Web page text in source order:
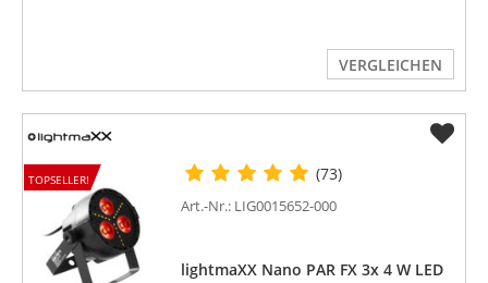
VERGLEICHEN
TOPSELLER! (73)
Art.-Nr.: LIG0015652-000
lightmaXX Nano PAR FX 3x 4 W LED